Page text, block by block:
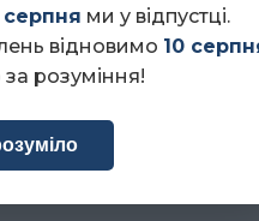
ми у відпустці.
відновимо 10
розуміння!